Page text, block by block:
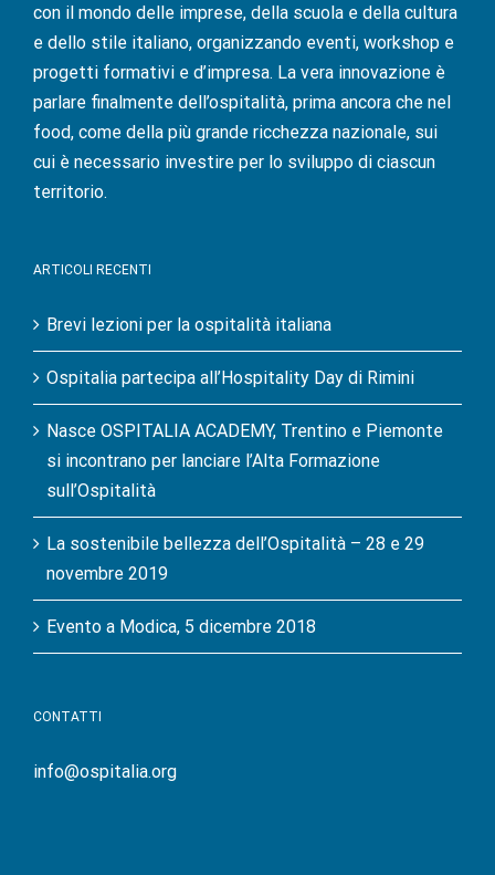
con il mondo delle imprese, della scuola e della cultura
e dello stile italiano, organizzando eventi, workshop e
progetti formativi e d’impresa. La vera innovazione è
parlare finalmente dell’ospitalità, prima ancora che nel
food, come della più grande ricchezza nazionale, sui
cui è necessario investire per lo sviluppo di ciascun
territorio.
ARTICOLI RECENTI
Brevi lezioni per la ospitalità italiana
Ospitalia partecipa all’Hospitality Day di Rimini
Nasce OSPITALIA ACADEMY, Trentino e Piemonte
si incontrano per lanciare l’Alta Formazione
sull’Ospitalità
La sostenibile bellezza dell’Ospitalità – 28 e 29
novembre 2019
Evento a Modica, 5 dicembre 2018
CONTATTI
info@ospitalia.org